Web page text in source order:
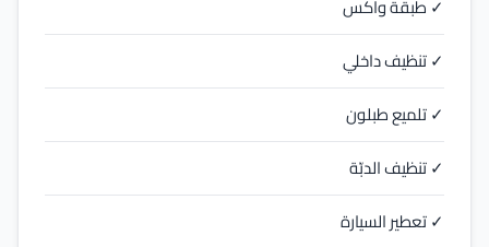
✓ طبقة واكس
✓ تنظيف داخلي
✓ تلميع طبلون
✓ تنظيف الدبّة
✓ تعطير السيارة